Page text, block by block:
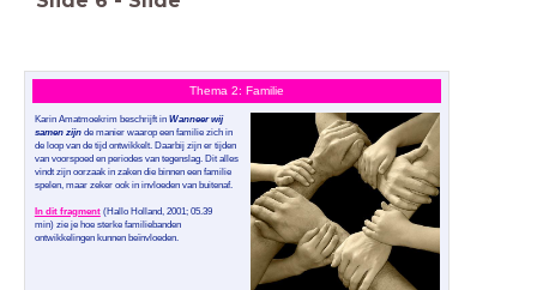
Karin Amatmoekrim beschrijft in Wanneer wij
samen zijnde manier waarop een familie zich in
de loop van de tijd ontwikkelt. Daarbij zijn er tijden
van voorspoed en periodes van tegenslag. Dit alles
vindt zijn oorzaak in zaken die binnen een familie
spelen, maar zeker ook in invloeden van buitenaf.
In dit fragment (Hallo Holland, 2001; 05.39
min) zie je hoe sterke familiebanden
ontwikkelingen kunnen beïnvloeden.
Thema 2: Familie